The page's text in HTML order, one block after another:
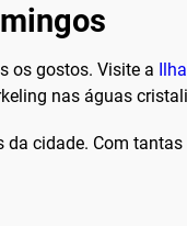
os gostos. Visite a
nas águas
cidade. Com